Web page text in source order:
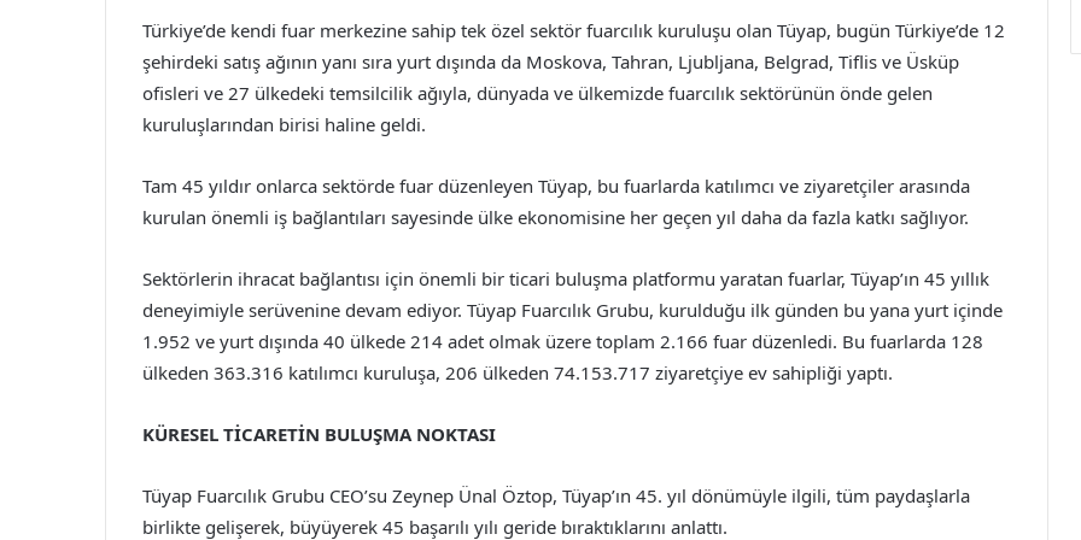
Türkiye’de kendi fuar merkezine sahip tek özel sektör fuarcılık kuruluşu olan Tüyap, bugün Türkiye’de 12
şehirdeki satış ağının yanı sıra yurt dışında da Moskova, Tahran, Ljubljana, Belgrad, Tiflis ve Üsküp
ofisleri ve 27 ülkedeki temsilcilik ağıyla, dünyada ve ülkemizde fuarcılık sektörünün önde gelen
kuruluşlarından birisi haline geldi.
Tam 45 yıldır onlarca sektörde fuar düzenleyen Tüyap, bu fuarlarda katılımcı ve ziyaretçiler arasında
kurulan önemli iş bağlantıları sayesinde ülke ekonomisine her geçen yıl daha da fazla katkı sağlıyor.
Sektörlerin ihracat bağlantısı için önemli bir ticari buluşma platformu yaratan fuarlar, Tüyap’ın 45 yıllık
deneyimiyle serüvenine devam ediyor. Tüyap Fuarcılık Grubu, kurulduğu ilk günden bu yana yurt içinde
1.952 ve yurt dışında 40 ülkede 214 adet olmak üzere toplam 2.166 fuar düzenledi. Bu fuarlarda 128
ülkeden 363.316 katılımcı kuruluşa, 206 ülkeden 74.153.717 ziyaretçiye ev sahipliği yaptı.
KÜRESEL TİCARETİN BULUŞMA NOKTASI
Tüyap Fuarcılık Grubu CEO’su Zeynep Ünal Öztop, Tüyap’ın 45. yıl dönümüyle ilgili, tüm paydaşlarla
birlikte gelişerek, büyüyerek 45 başarılı yılı geride bıraktıklarını anlattı.